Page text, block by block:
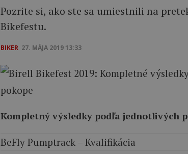
Pozrite si, ako ste sa umiestnili na
Bikefestu.
BIKER 27. MÁJA 2019 13:33
Kompletný výsledky podľa jednotlivých
BeFly Pumptrack – Kvalifikácia